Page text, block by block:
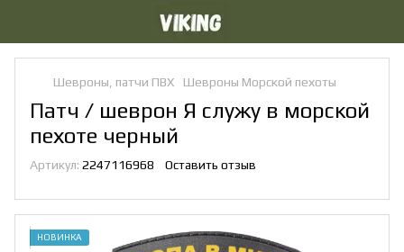
Шевроны, патчи ПВХ Шевроны Морской пехоты
Патч / шеврон Я служу в морской
пехоте черный
Артикул: 2247116968 Оставить отзыв
НОВИНКА